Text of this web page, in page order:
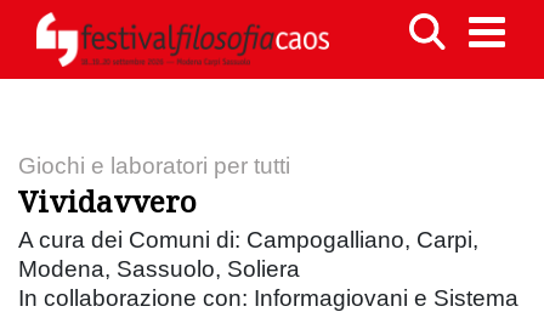
Giochi e laboratori per tutti
Vividavvero
A cura dei Comuni di: Campogalliano, Carpi,
Modena, Sassuolo, Soliera
In collaborazione con: Informagiovani e Sistema